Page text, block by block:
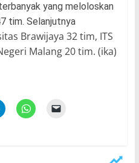
yang meloloskan
tim. Selanjutnya
Brawijaya 32 tim, ITS
Malang 20 tim. (ika)